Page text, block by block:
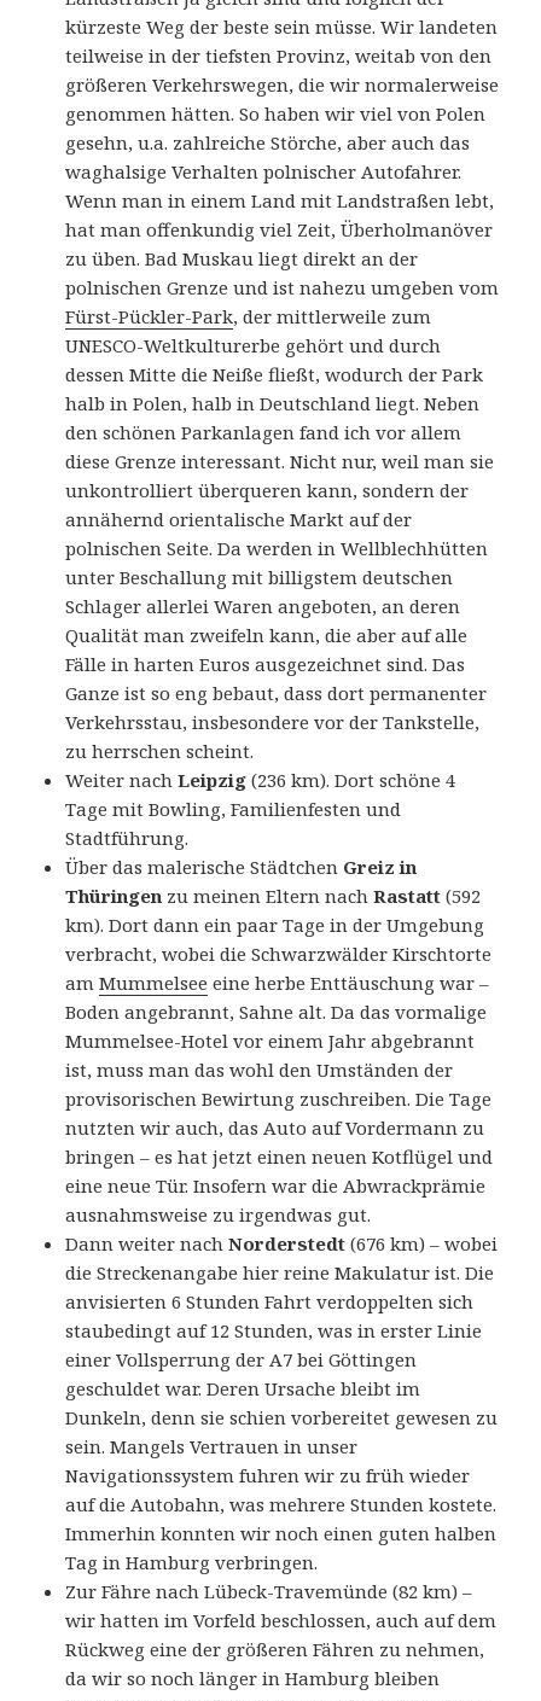
kürzeste Weg der beste sein müsse. Wir landeten
teilweise in der tiefsten Provinz, weitab von den
größeren Verkehrswegen, die wir normalerweise
genommen hätten. So haben wir viel von Polen
gesehn, u.a. zahlreiche Störche, aber auch das
waghalsige Verhalten polnischer Autofahrer.
Wenn man in einem Land mit Landstraßen lebt,
hat man offenkundig viel Zeit, Überholmanöver
zu üben. Bad Muskau liegt direkt an der
polnischen Grenze und ist nahezu umgeben vom
Fürst-Pückler-Park, der mittlerweile zum
UNESCO-Weltkulturerbe gehört und durch
dessen Mitte die Neiße fließt, wodurch der Park
halb in Polen, halb in Deutschland liegt. Neben
den schönen Parkanlagen fand ich vor allem
diese Grenze interessant. Nicht nur, weil man sie
unkontrolliert überqueren kann, sondern der
annähernd orientalische Markt auf der
polnischen Seite. Da werden in Wellblechhütten
unter Beschallung mit billigstem deutschen
Schlager allerlei Waren angeboten, an deren
Qualität man zweifeln kann, die aber auf alle
Fälle in harten Euros ausgezeichnet sind. Das
Ganze ist so eng bebaut, dass dort permanenter
Verkehrsstau, insbesondere vor der Tankstelle,
zu herrschen scheint.
Weiter nachLeipzig (236 km). Dort schöne 4
Tage mit Bowling, Familienfesten und
Stadtführung.
Über das malerische Städtchen Greiz in
Thüringen zu meinen Eltern nachRastatt (592
km). Dort dann ein paar Tage in der Umgebung
verbracht, wobei die Schwarzwälder Kirschtorte
amMummelsee eine herbe Enttäuschung war –
Boden angebrannt, Sahne alt. Da das vormalige
Mummelsee-Hotel vor einem Jahr abgebrannt
ist, muss man das wohl den Umständen der
provisorischen Bewirtung zuschreiben. Die Tage
nutzten wir auch, das Auto auf Vordermann zu
bringen – es hat jetzt einen neuen Kotflügel und
eine neue Tür. Insofern war die Abwrackprämie
ausnahmsweise zu irgendwas gut.
Dann weiter nachNorderstedt (676 km) – wobei
die Streckenangabe hier reine Makulatur ist. Die
anvisierten 6 Stunden Fahrt verdoppelten sich
staubedingt auf 12 Stunden, was in erster Linie
einer Vollsperrung der A7 bei Göttingen
geschuldet war. Deren Ursache bleibt im
Dunkeln, denn sie schien vorbereitet gewesen zu
sein. Mangels Vertrauen in unser
Navigationssystem fuhren wir zu früh wieder
auf die Autobahn, was mehrere Stunden kostete.
Immerhin konnten wir noch einen guten halben
Tag in Hamburg verbringen.
Zur Fähre nach Lübeck-Travemünde (82 km) –
wir hatten im Vorfeld beschlossen, auch auf dem
Rückweg eine der größeren Fähren zu nehmen,
da wir so noch länger in Hamburg bleiben